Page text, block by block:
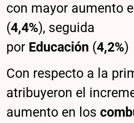
con mayor aumento
(4,4%), seguida
por Educación (4,2%)
Con respecto a la
atribuyeron el
aumento en los